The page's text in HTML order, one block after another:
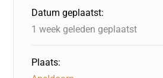
k
Datum geplaatst:
1 week geleden geplaatst
Plaats: